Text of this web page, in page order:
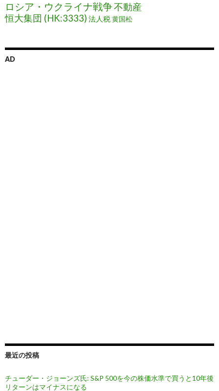
ロシア・ウクライナ戦争不動産
恒大集団 (HK:3333) 法人税黄国松
AD
最近の投稿
チューダー・ジョーンズ氏: S&P 500を今の株価水準で買うと10年後
リターンはマイナスになる